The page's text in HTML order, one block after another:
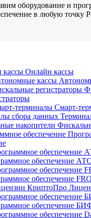
оборудование и
в любую точку
Онлайн кассы
Смарт-
обеспечение
обеспечение
обеспечение